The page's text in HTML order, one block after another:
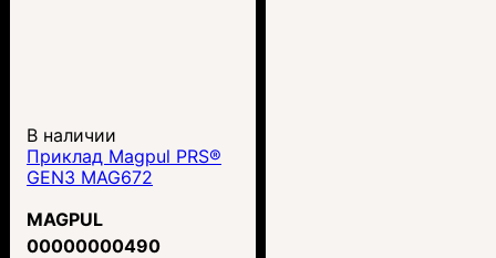
В наличии
Приклад Magpul PRS®
GEN3 MAG672
MAGPUL
00000000490